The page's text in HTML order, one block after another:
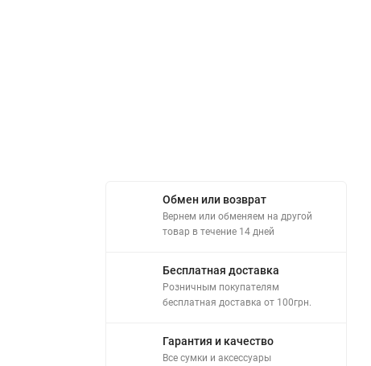
Обмен или возврат
Вернем или обменяем на другой
товар в течение 14 дней
Бесплатная доставка
Розничным покупателям
бесплатная доставка от 100грн.
Гарантия и качество
Все сумки и аксессуары